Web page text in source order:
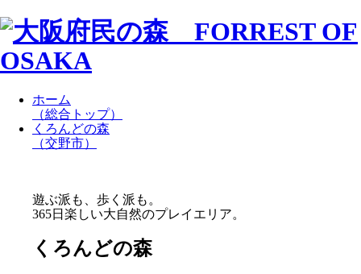
ホーム
（総合トップ）
くろんどの森
（交野市）
遊ぶ派も、歩く派も。
365日楽しい大自然のプレイエリア。
くろんどの森